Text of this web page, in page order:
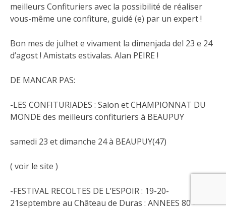
meilleurs Confituriers avec la possibilité de réaliser
vous-même une confiture, guidé (e) par un expert !
Bon mes de julhet e vivament la dimenjada del 23 e 24
d’agost ! Amistats estivalas. Alan PEIRE !
DE MANCAR PAS:
-LES CONFITURIADES : Salon et CHAMPIONNAT DU
MONDE des meilleurs confituriers à BEAUPUY
samedi 23 et dimanche 24 à BEAUPUY(47)
( voir le site )
-FESTIVAL RECOLTES DE L’ESPOIR : 19-20-
21septembre au Château de Duras : ANNEES 80 -